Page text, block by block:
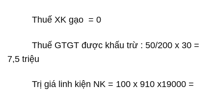
Thuế XK gạo = 0
Thuế GTGT được khấu trừ : 50/200 x 30 =
7,5 triệu
Trị giá linh kiện NK = 100 x 910 x19000 =